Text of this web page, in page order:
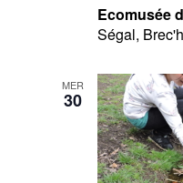
Ecomusée
Ségal,
MER
30